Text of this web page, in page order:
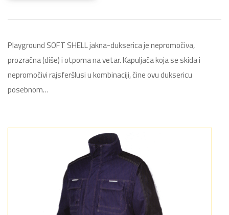
Playground SOFT SHELL jakna-dukserica je nepromočiva,
prozračna (diše) i otporna na vetar. Kapuljača koja se skida i
nepromočivi rajsferšlusi u kombinaciji, čine ovu duksericu
posebnom…